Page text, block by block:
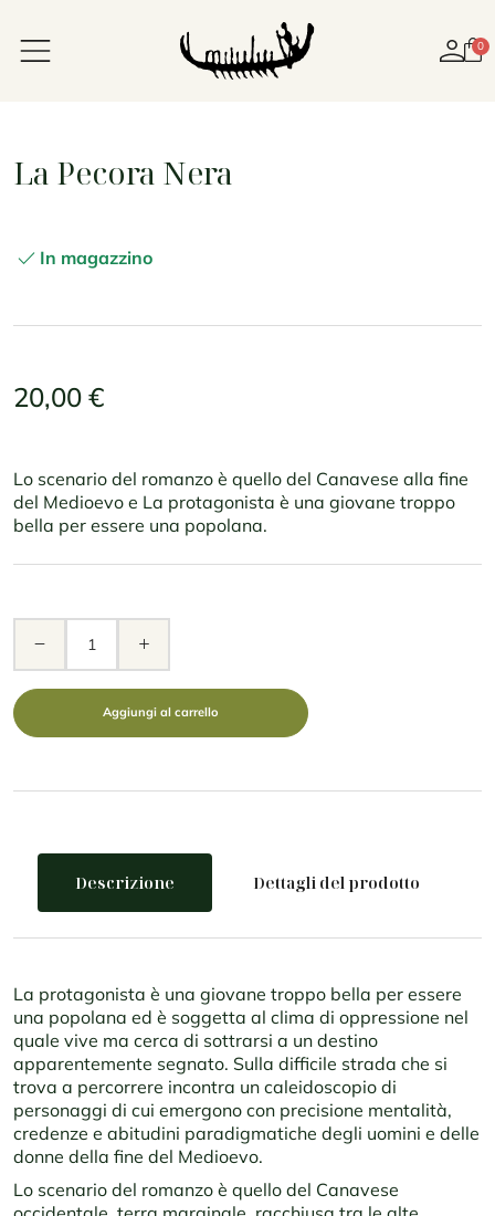
La Pecora Nera
check In magazzino
20,00 €
Lo scenario del romanzo è quello del Canavese alla fine
del Medioevo e La protagonista è una giovane troppo
bella per essere una popolana.
remove add
Aggiungi al carrello
Descrizione Dettagli del prodotto
La protagonista è una giovane troppo bella per essere
una popolana ed è soggetta al clima di oppressione nel
quale vive ma cerca di sottrarsi a un destino
apparentemente segnato. Sulla difficile strada che si
trova a percorrere incontra un caleidoscopio di
personaggi di cui emergono con precisione mentalità,
credenze e abitudini paradigmatiche degli uomini e delle
donne della fine del Medioevo.
Lo scenario del romanzo è quello del Canavese